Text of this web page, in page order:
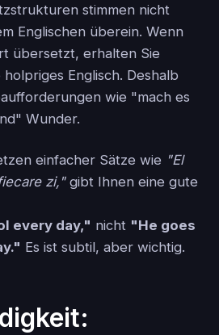
stimmen nicht
Englischen überein. Wenn
übersetzt, erhalten Sie
Englisch. Deshalb
wie "mach es
Wunder.
einfacher Sätze wie "El
zi,"gibt Ihnen eine gute
every day," nicht "He goes
Es ist subtil, aber wichtig.